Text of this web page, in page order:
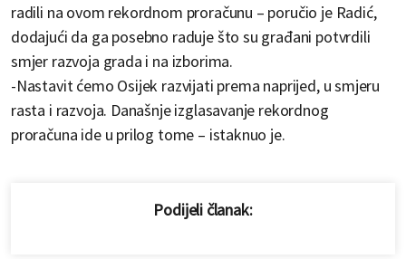
radili na ovom rekordnom proračunu – poručio je Radić,
dodajući da ga posebno raduje što su građani potvrdili
smjer razvoja grada i na izborima.
-Nastavit ćemo Osijek razvijati prema naprijed, u smjeru
rasta i razvoja. Današnje izglasavanje rekordnog
proračuna ide u prilog tome – istaknuo je.
Podijeli članak: